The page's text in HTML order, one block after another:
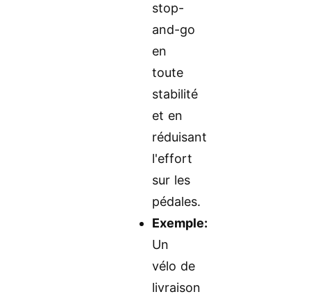
stop-
and-go
en
toute
stabilité
et en
réduisant
l'effort
sur les
pédales.
Exemple:
Un
vélo de
livraison